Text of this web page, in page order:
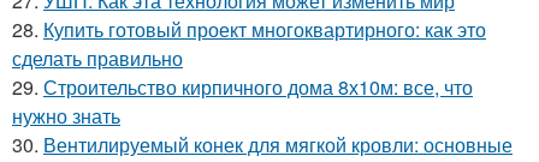
28. Купить готовый проект многоквартирного: как это
сделать правильно
29. Строительство кирпичного дома 8х10м: все, что
нужно знать
30. Вентилируемый конек для мягкой кровли: основные